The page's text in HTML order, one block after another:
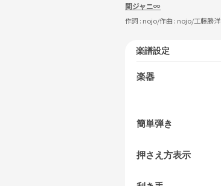
関ジャニ∞
作詞 : nojo/作曲 : nojo/工藤勝洋
楽譜設定
楽器
簡単弾き
押さえ方表示